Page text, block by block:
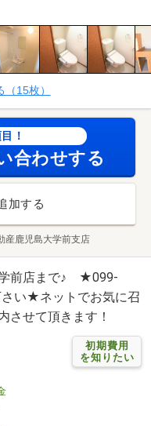
15枚）
！
合わせする
加する
産鹿児島大学前支店
学前店まで♪ ★099-
い★ネットでお気に召
させて頂きます！
初期費用
を知りたい